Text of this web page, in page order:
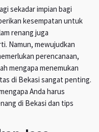
sekadar impian bagi
kesempatan untuk
renang juga
Namun, mewujudkan
perencanaan,
mengapa menemukan
di Bekasi sangat penting.
Anda harus
di Bekasi dan tips